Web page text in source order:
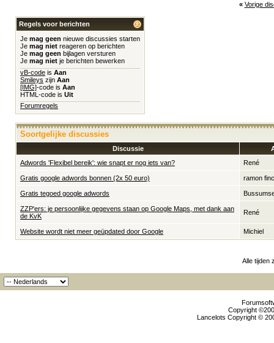
« Vorige
Regels voor berichten
Je mag geen nieuwe discussies starten
Je mag niet reageren op berichten
Je mag geen bijlagen versturen
Je mag niet je berichten bewerken
vB-code is Aan
Smileys zijn Aan
[IMG]-code is Aan
HTML-code is Uit
Forumregels
Soortgelijke discussies
Discussie
Adwords 'Flexibel bereik': wie snapt er nog iets van?
René
Gratis google adwords bonnen (2x 50 euro) ramon
Gratis tegoed google adwords
ZZP'ers: je persoonlijke gegevens staan op Google Maps, met dank aan
de KvK
René
Website wordt niet meer geüpdated door Google Michiel
Alle tijden
Copyright
Lancelots Copyright ©